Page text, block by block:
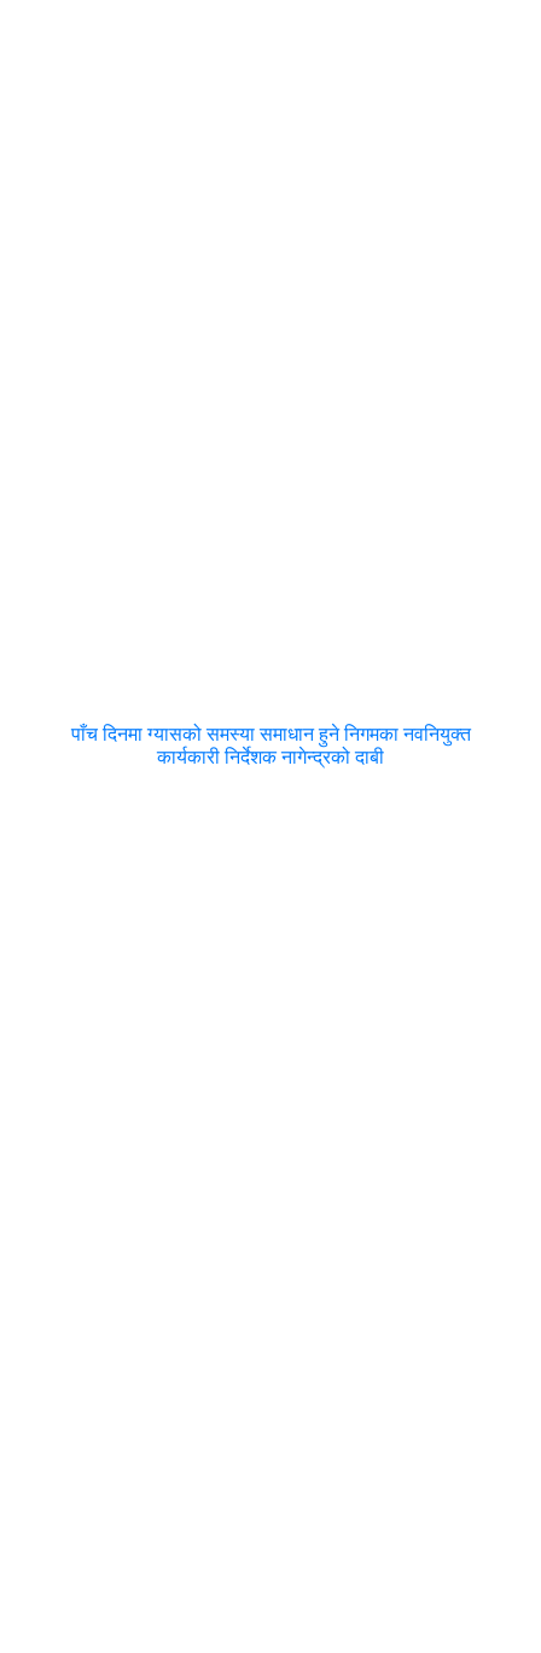
पाँच दिनमा ग्यासको समस्या समाधान हुने निगमका नवनियुक्त
कार्यकारी निर्देशक नागेन्द्रको दाबी